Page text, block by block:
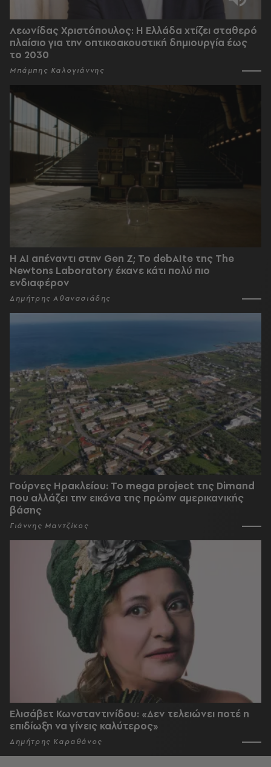
Λεωνίδας Χριστόπουλος: Η Ελλάδα χτίζει σταθερό
πλαίσιο για την οπτικοακουστική δημιουργία έως
το 2030
Μπάμπης Καλογιάννης
Η AI απέναντι στην Gen Z; Το debAIte της The
Newtons Laboratory έκανε κάτι πολύ πιο
ενδιαφέρον
Δημήτρης Αθανασιάδης
Γούρνες Ηρακλείου: To mega project της Dimand
που αλλάζει την εικόνα της πρώην αμερικανικής
βάσης
Γιάννης Μαντζίκος
Ελισάβετ Κωνσταντινίδου: «Δεν τελειώνει ποτέ η
επιδίωξη να γίνεις καλύτερος»
Δημήτρης Καραθάνος